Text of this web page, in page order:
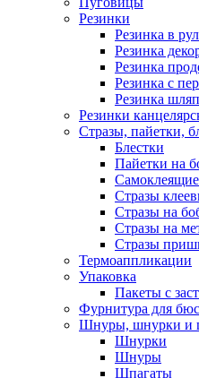
Резинки
Резинка в
Резинка
Резинка
Резинка с
Резинка
Резинки
Стразы, пайетки,
Блестки
Пайетки на
Стразы
Стразы на
Стразы на
Стразы
Термоаппликации
Упаковка
Пакеты с
Фурнитура для
Шнуры, шнурки и
Шнурки
Шнуры
Шпагаты